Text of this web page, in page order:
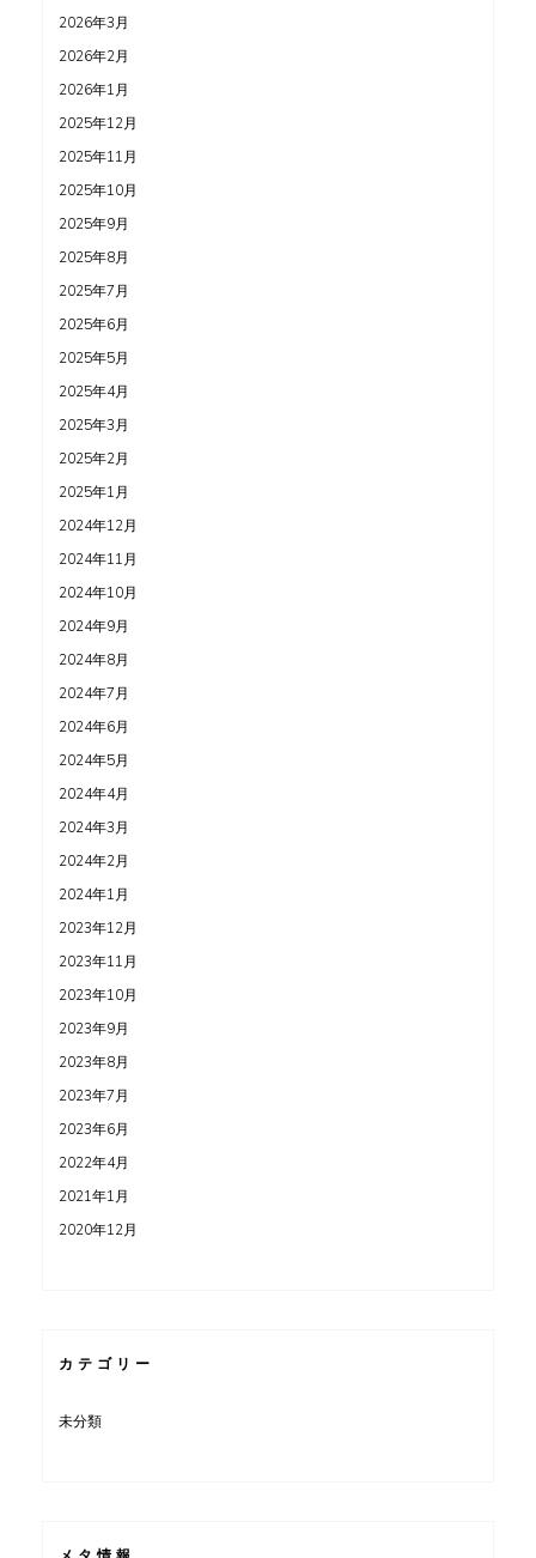
2026年3月
2026年2月
2026年1月
2025年12月
2025年11月
2025年10月
2025年9月
2025年8月
2025年7月
2025年6月
2025年5月
2025年4月
2025年3月
2025年2月
2025年1月
2024年12月
2024年11月
2024年10月
2024年9月
2024年8月
2024年7月
2024年6月
2024年5月
2024年4月
2024年3月
2024年2月
2024年1月
2023年12月
2023年11月
2023年10月
2023年9月
2023年8月
2023年7月
2023年6月
2022年4月
2021年1月
2020年12月
カテゴリー
未分類